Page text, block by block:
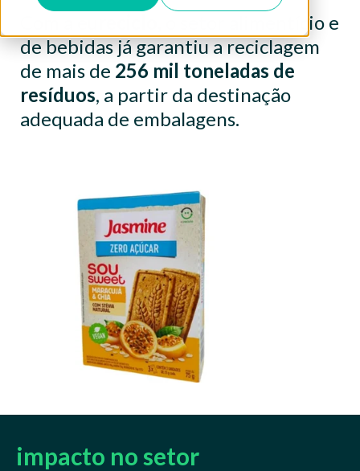
o setor alimentício e
debebidas já garantiu a reciclagem
de mais de 256 mil toneladas de
resíduos, a partir da destinação
adequada de embalagens.
impacto no setor